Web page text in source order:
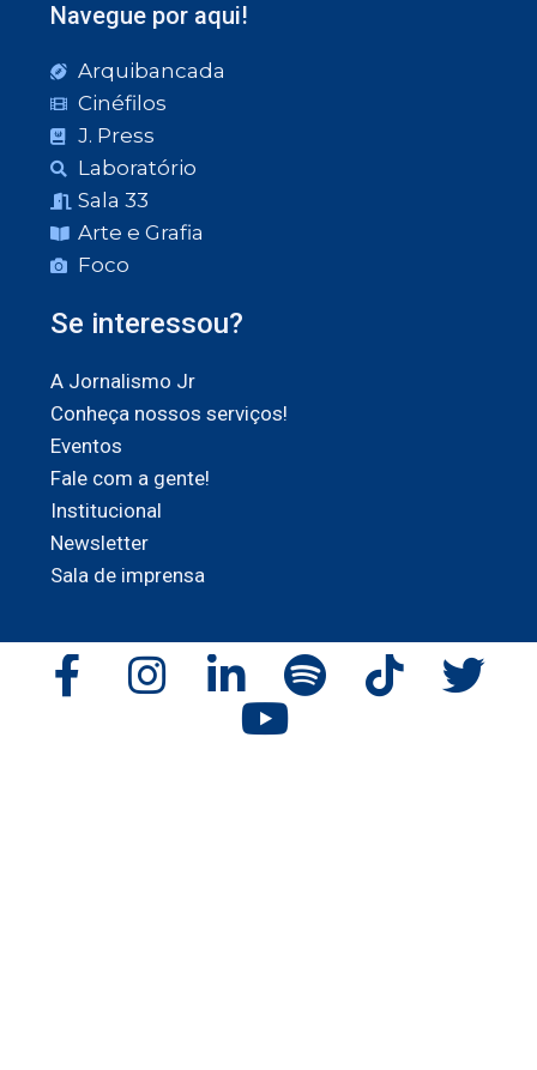
Navegue por aqui!
Arquibancada
Cinéfilos
J. Press
Laboratório
Sala 33
Arte e Grafia
Foco
Se interessou?
A Jornalismo Jr
Conheça nossos serviços!
Eventos
Fale com a gente!
Institucional
Newsletter
Sala de imprensa